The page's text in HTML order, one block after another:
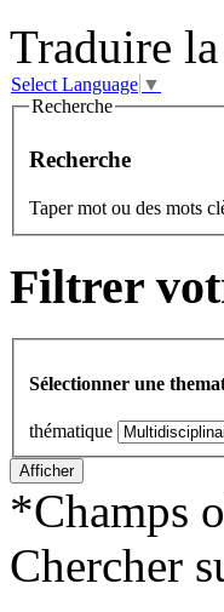
Traduire
Select Language ▼
Recherche
Recherche
Taper mot ou des mots
Filtrer
Sélectionner une
thématique
*Champs
Chercher